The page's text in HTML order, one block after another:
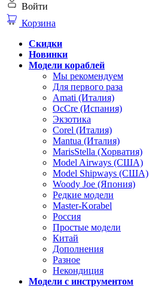
Войти
Корзина
Скидки
Новинки
Модели кораблей
Мы рекомендуем
Для первого раза
Amati (Италия)
OcCre (Испания)
Экзотика
Corel (Италия)
Mantua (Италия)
MarisStella (Хорватия)
Model Airways (США)
Model Shipways (США)
Woody Joe (Япония)
Редкие модели
Master-Korabel
Россия
Простые модели
Китай
Дополнения
Разное
Некондиция
Модели с инструментом